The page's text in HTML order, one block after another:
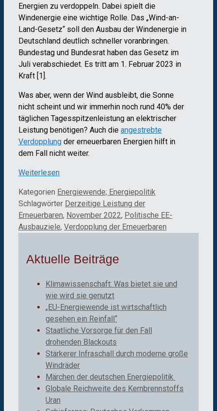
Energien zu verdoppeln. Dabei spielt die
Windenergie eine wichtige Rolle. Das „Wind-an-
Land-Gesetz“ soll den Ausbau der Windenergie in
Deutschland deutlich schneller voranbringen.
Bundestag und Bundesrat haben das Gesetz im
Juli verabschiedet. Es tritt am 1. Februar 2023 in
Kraft [1].
Was aber, wenn der Wind ausbleibt, die Sonne
nicht scheint und wir immerhin noch rund 40% der
täglichen Tagesspitzenleistung an elektrischer
Leistung benötigen? Auch die angestrebte
Verdopplung der erneuerbaren Energien hilft in
dem Fall nicht weiter.
Weiterlesen
Kategorien Energiewende; Energiepolitik
Schlagwörter Derzeitige Leistung der
Erneuerbaren, November 2022, Politische EE-
Ausbauziele, Verdopplung der Erneuerbaren
Aktuelle Beiträge
Klimawissenschaft: Was bietet sie und
wie wird sie genutzt
„EU-Energiewende ist wirtschaftlich
gesehen ein Reinfall“
Staatliche Vorsorge für den Fall
drohenden Blackouts
Stärkerer Infraschall durch moderne große
Windräder
Märchen der deutschen Energiepolitik
Globale Reichweite des Kernbrennstoffs
Uran